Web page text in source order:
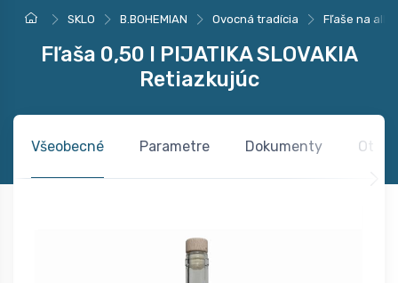
SKLO B.BOHEMIAN Ovocná tradícia Fľaše na
Fľaša 0,50 l PIJATIKA SLOVAKIA
Retiazkujúc
Všeobecné Parametre Dokumenty